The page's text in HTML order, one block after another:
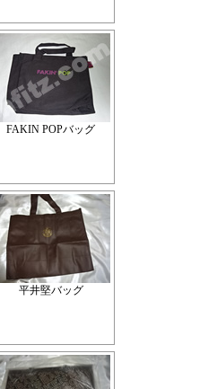
FAKIN POPバッグ
平井堅バッグ